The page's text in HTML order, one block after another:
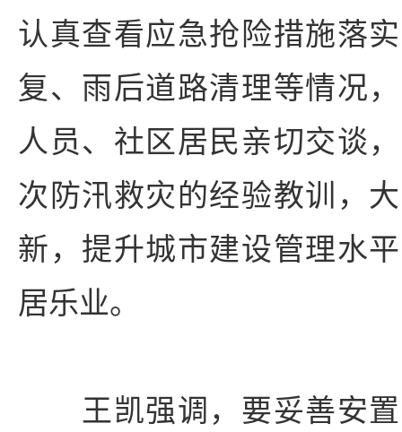
认真查看应急抢险措施落
复、雨后道路清理等情况
人员、社区居民亲切交谈
次防汛救灾的经验教训，
新，提升城市建设管理水
居乐业。
王凯强调，要妥善安置